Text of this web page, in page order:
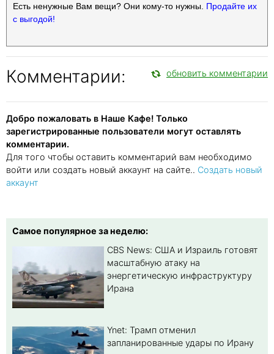
Есть ненужные Вам вещи? Они кому-то нужны. Продайте их
с выгодой!
Комментарии: обновить комментарии
Добро пожаловать в Наше Кафе! Только
зарегистрированные пользователи могут оставлять
комментарии.
Для того чтобы оставить комментарий вам необходимо
войти или создать новый аккаунт на сайте.. Создать новый
аккаунт
Самое популярное за неделю:
CBS News: США и Израиль готовят
масштабную атаку на
энергетическую инфраструктуру
Ирана
Ynet: Трамп отменил
запланированные удары по Ирану